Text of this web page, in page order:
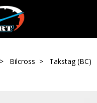
Bilcross Takstag (BC)